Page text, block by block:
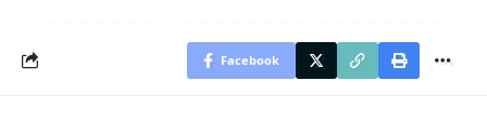
Facebook